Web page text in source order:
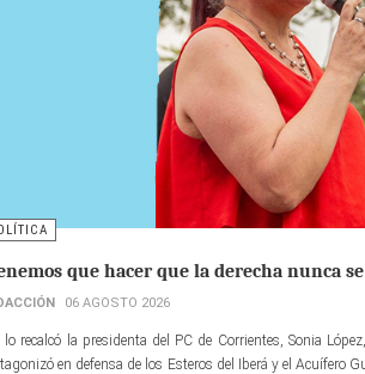
que hacer que la derecha nunca
06 AGOSTO 2026
lo recalcó la presidenta del PC de Corrientes, Sonia
en defensa de los Esteros del Iberá y el Acuífero